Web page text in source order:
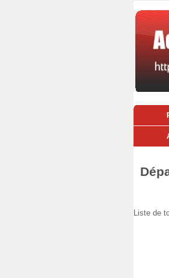
Liste de